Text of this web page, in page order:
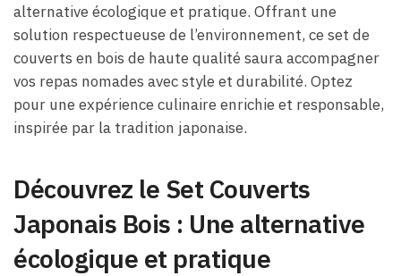
alternative écologique et pratique. Offrant une
solution respectueuse de l’environnement, ce set de
couverts en bois de haute qualité saura accompagner
vos repas nomades avec style et durabilité. Optez
pour une expérience culinaire enrichie et responsable,
inspirée par la tradition japonaise.
Découvrez le Set Couverts
Japonais Bois : Une alternative
écologique et pratique